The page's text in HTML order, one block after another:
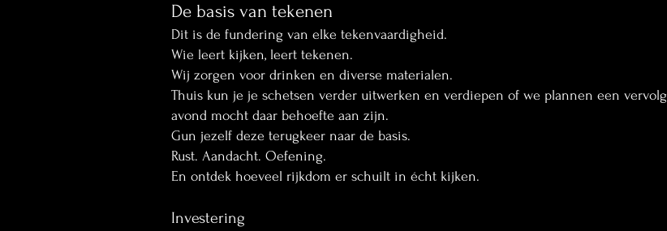
De basis van tekenen
Dit is de fundering van elke tekenvaardigheid.
Wie leert kijken, leert tekenen.
Wij zorgen voor drinken en diverse materialen.
Thuis kun je je schetsen verder uitwerken en verdiepen of we plannen een vervolg
avond mocht daar behoefte aan zijn.
Gun jezelf deze terugkeer naar de basis.
Rust. Aandacht. Oefening.
En ontdek hoeveel rijkdom er schuilt in écht kijken.
Investering